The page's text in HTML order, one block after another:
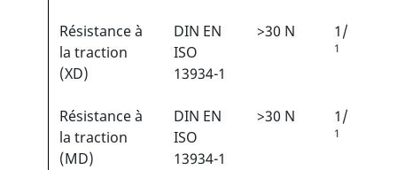
Résistance à
la traction
(XD)
DIN EN
ISO
13934-1
>30 N 1/6
1
Résistance à
la traction
(MD)
DIN EN
ISO
13934-1
>30 N 1/6
1